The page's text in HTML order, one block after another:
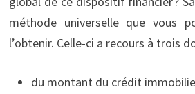
méthode universelle que vous
l’obtenir. Celle-ci a recours à trois
du montant du crédit